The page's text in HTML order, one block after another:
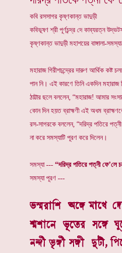
কবি রসসাগর কৃষ্ণকান্ত ভাদুড়ী
কবিভূষণ শ্রী পূর্ণচন্দ্র দে কাব্যরত্ন
কৃষ্ণকান্ত ভাদুড়ী মহাশয়ের বাঙ্গালা-
মহারাজ গিরীশচন্দ্রের দারুণ আর্থিক কষ্ট
পান নি। এই কারণে তিনি একদিন মহারাজ
ঠাট্টার ছলে বললেন, “মহারাজ! আমার
কোন দিন হয়ত ব্রাহ্মণী এই অধম
রস-সাগরকে বললেন, “দরিদ্র পতিরে
না করে সমস্যাটি পূরণ করে দিলেন।
সমস্যা --- “দরিদ্র পতিরে পত্নী ফে’লে
সমস্যা পূরণ ---